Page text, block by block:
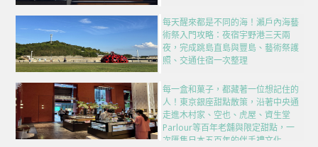
每天醒來都是不同的海！瀨戶內海藝
術祭入門攻略：夜宿宇野港三天兩
夜，完成跳島直島與豐島、藝術祭護
照、交通住宿一次整理
每一盒和菓子，都藏著一位想記住的
人！東京銀座甜點散策，沿著中央通
走進木村家、空也、虎屋、資生堂
Parlour等百年老舖與限定甜點，一
次匯集日本五百年的伴手禮文化